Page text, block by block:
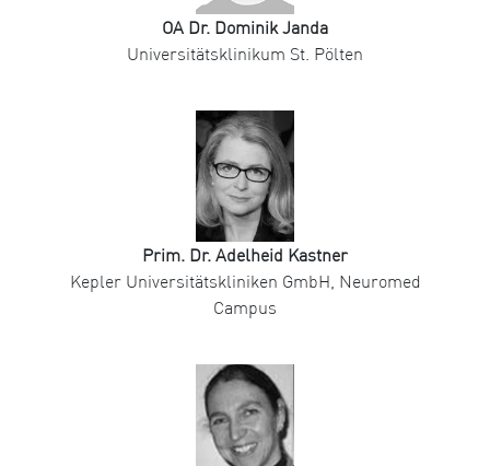
OA Dr. Dominik Janda
Universitätsklinikum St. Pölten
Prim. Dr. Adelheid Kastner
Kepler Universitätskliniken GmbH, Neuromed
Campus